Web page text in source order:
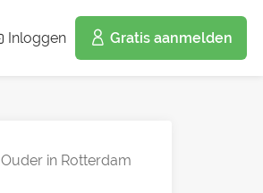
Inloggen Gratis aanmelden
Ouder in Rotterdam